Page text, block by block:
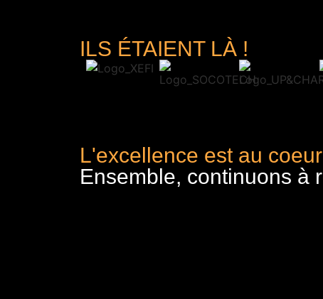
ILS ÉTAIENT LÀ !
L'excellence est au
Ensemble, continuons à